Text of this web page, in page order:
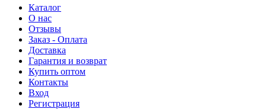
Каталог
О нас
Отзывы
Заказ - Оплата
Доставка
Гарантия и возврат
Купить оптом
Контакты
Вход
Регистрация